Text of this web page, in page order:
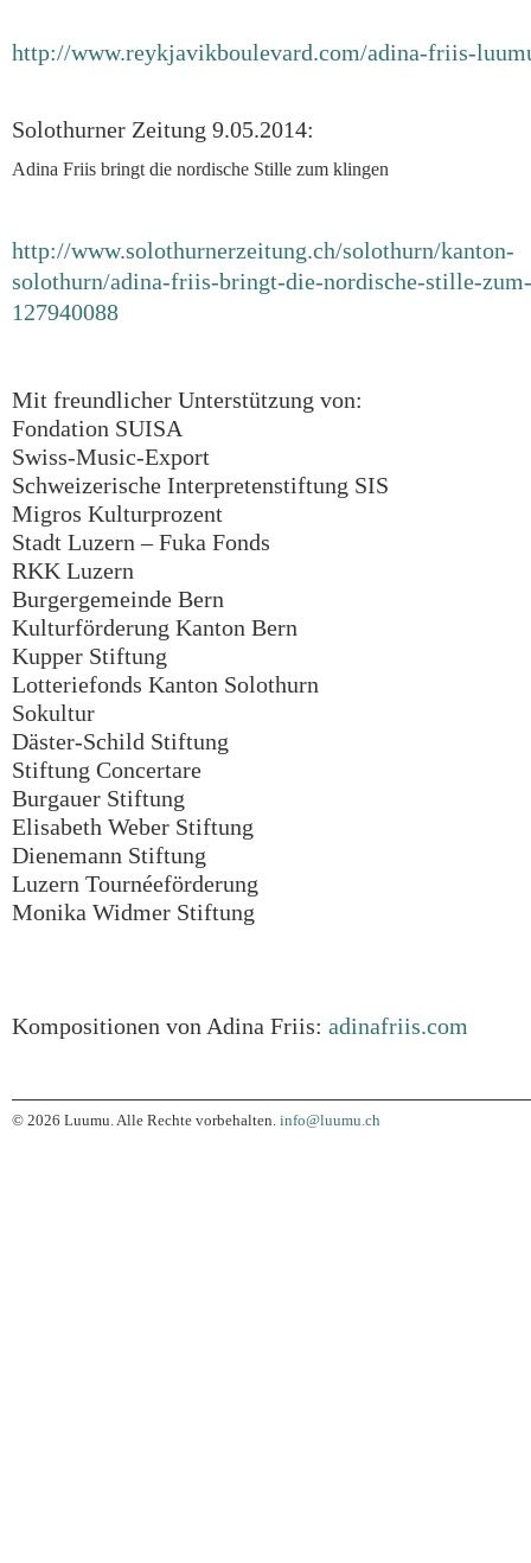
http://www.reykjavikboulevard.com/adina-friis-
Solothurner Zeitung 9.05.2014:
Adina Friis bringt die nordische Stille zum klingen
http://www.solothurnerzeitung.ch/solothurn/kanton-
solothurn/adina-friis-bringt-die-nordische-stille-
127940088
Mit freundlicher Unterstützung von:
Fondation SUISA
Swiss-Music-Export
Schweizerische Interpretenstiftung SIS
Migros Kulturprozent
Stadt Luzern – Fuka Fonds
RKK Luzern
Burgergemeinde Bern
Kulturförderung Kanton Bern
Kupper Stiftung
Lotteriefonds Kanton Solothurn
Sokultur
Däster-Schild Stiftung
Stiftung Concertare
Burgauer Stiftung
Elisabeth Weber Stiftung
Dienemann Stiftung
Luzern Tournéeförderung
Monika Widmer Stiftung
Kompositionen von Adina Friis: adinafriis.com
© 2026 Luumu. Alle Rechte vorbehalten. info@luumu.ch